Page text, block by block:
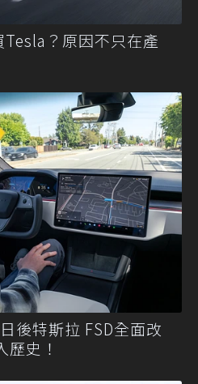
？原因不只在產
後特斯拉 FSD全面改
史！